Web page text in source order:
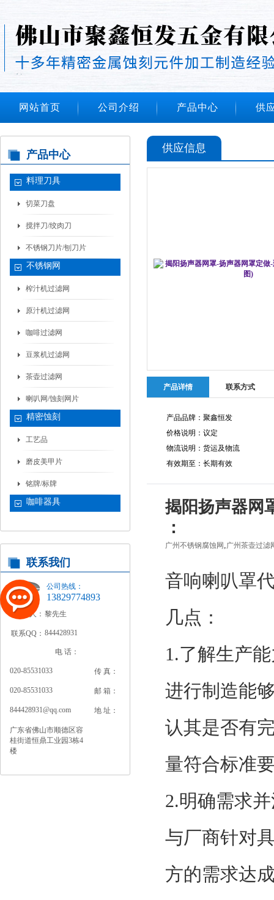
网站首页 公司介绍 产品中心 供
产品中心
料理刀具
切菜刀盘
搅拌刀/绞肉刀
不锈钢刀片/刨刀片
不锈钢网
榨汁机过滤网
原汁机过滤网
咖啡过滤网
豆浆机过滤网
茶壶过滤网
喇叭网/蚀刻网片
精密蚀刻
工艺品
磨皮美甲片
铭牌/标牌
咖啡器具
联系我们
公司热线：
13829774893
联系人： 黎先生
联系QQ： 844428931
电 话：
020-85531033 传 真：
020-85531033 邮 箱：
844428931@qq.com 地 址：
广东省佛山市顺德区容
桂街道恒鼎工业园3栋4
楼
供应信息
产品详情 联系方式
产品品牌：聚鑫恒发
价格说明：议定
物流说明：货运及物流
有效期至：长期有效
揭阳扬声器网
：
广州不锈钢腐蚀网 ,广州茶壶过滤
音响喇叭罩
几点：
1.了解生产
进行制造能
认其是否有
量符合标准
2.明确需求
与厂商针对
方的需求达